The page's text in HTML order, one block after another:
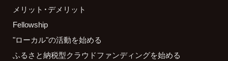
メリット・デメリット
Fellowship
"ローカル"の活動を始める
ふるさと納税型クラウドファンディングを始める